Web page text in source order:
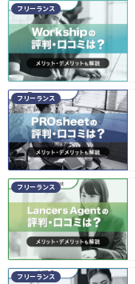
フリーランス
フリーランス
フリーランス
フリーランス